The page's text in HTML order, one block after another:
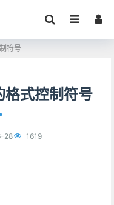
符号
式控制符号
28 1619